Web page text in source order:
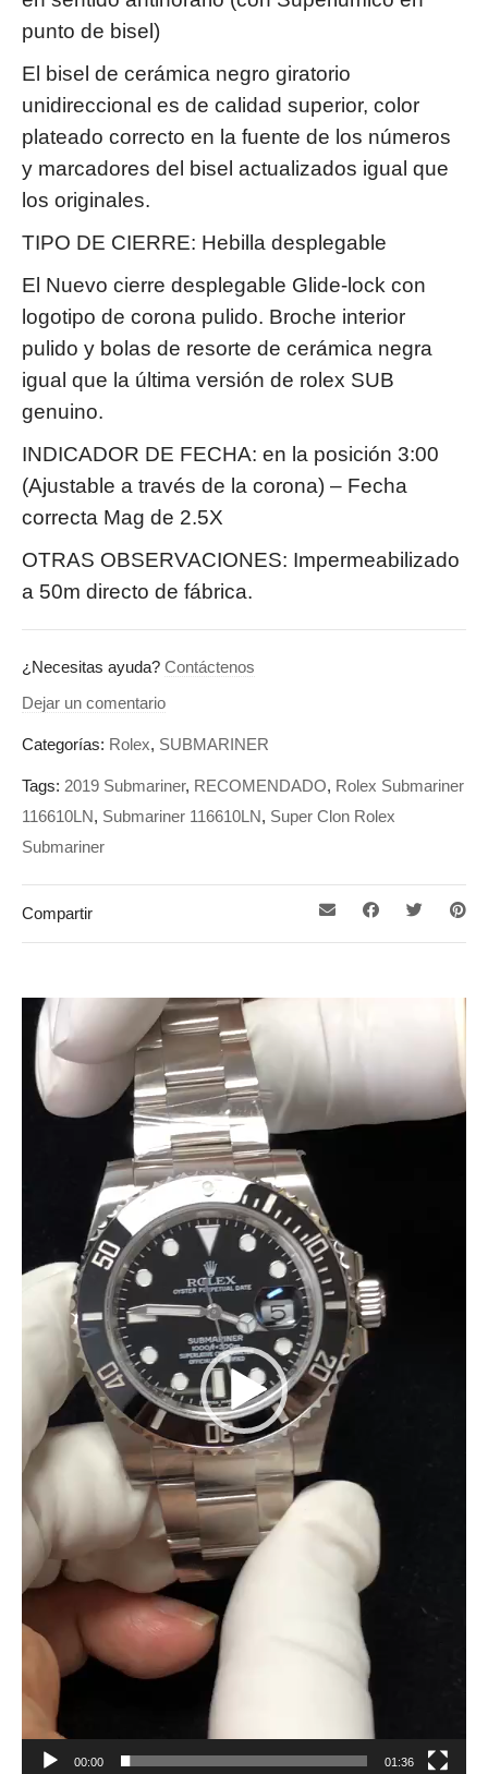
punto de bisel)
El bisel de cerámica negro giratorio
unidireccional es de calidad superior, color
plateado correcto en la fuente de los números
y marcadores del bisel actualizados igual que
los originales.
TIPO DE CIERRE: Hebilla desplegable
El Nuevo cierre desplegable Glide-lock con
logotipo de corona pulido. Broche interior
pulido y bolas de resorte de cerámica negra
igual que la última versión de rolex SUB
genuino.
INDICADOR DE FECHA: en la posición 3:00
(Ajustable a través de la corona) – Fecha
correcta Mag de 2.5X
OTRAS OBSERVACIONES: Impermeabilizado
a 50m directo de fábrica.
¿Necesitas ayuda? Contáctenos
Dejar un comentario
Categorías: Rolex, SUBMARINER
Tags: 2019 Submariner, RECOMENDADO, Rolex Submariner
116610LN, Submariner 116610LN, Super Clon Rolex
Submariner
Compartir
Reproductor
de
vídeo
00:00 01:36